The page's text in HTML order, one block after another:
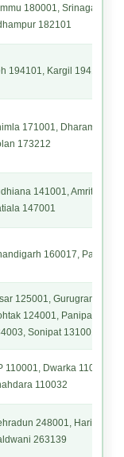
180001, Srinagar
182101
194101, Kargil 194103
171001, Dharamshala
173212
141001, Amritsar
147001
160017,
125001, Gurugram
124001, Panipat
Sonipat 131001,
110001, Dwarka 110075,
110032
248001, Haridwar
263139